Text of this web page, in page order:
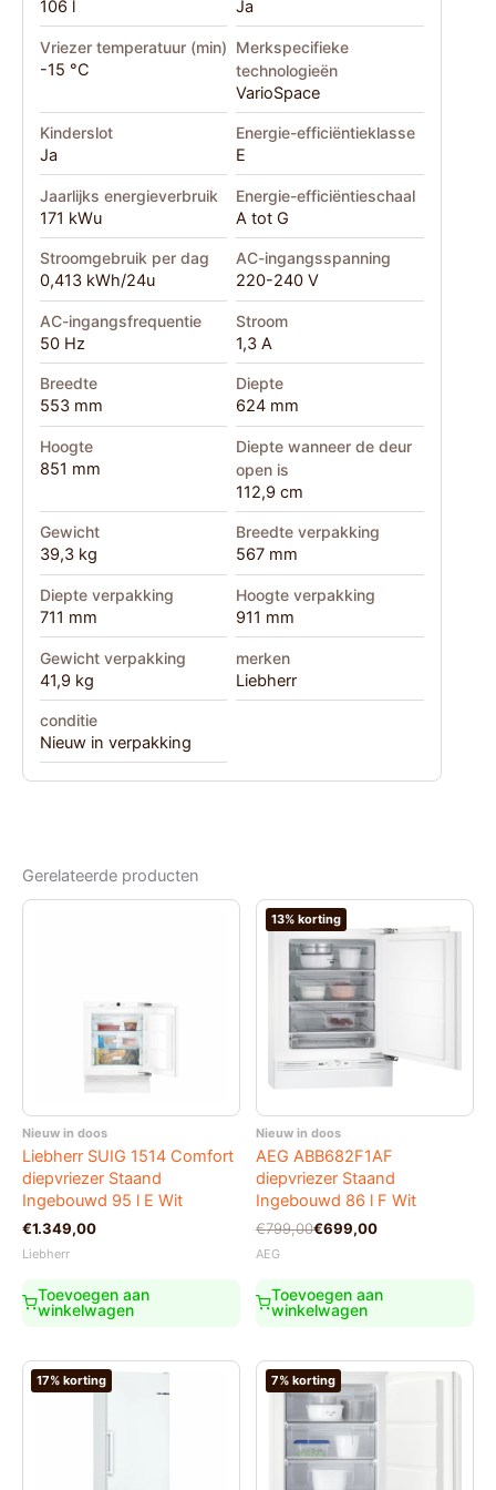
106 l Ja
Vriezer temperatuur (min)
-15 °C
Merkspecifieke
technologieën
VarioSpace
Kinderslot
Ja
Energie-efficiëntieklasse
E
Jaarlijks energieverbruik
171 kWu
Energie-efficiëntieschaal
A tot G
Stroomgebruik per dag
0,413 kWh/24u
AC-ingangsspanning
220-240 V
AC-ingangsfrequentie
50 Hz
Stroom
1,3 A
Breedte
553 mm
Diepte
624 mm
Hoogte
851 mm
Diepte wanneer de deur
open is
112,9 cm
Gewicht
39,3 kg
Breedte verpakking
567 mm
Diepte verpakking
711 mm
Hoogte verpakking
911 mm
Gewicht verpakking
41,9 kg
merken
Liebherr
conditie
Nieuw in verpakking
Gerelateerde producten
Nieuw in doos
Liebherr SUIG 1514 Comfort
diepvriezer Staand
Ingebouwd 95 l E Wit
€1.349,00
Liebherr
Toevoegen aan
winkelwagen
13% korting
Nieuw in doos
AEG ABB682F1AF
diepvriezer Staand
Ingebouwd 86 l F Wit
€799,00
Oorspronkelijke
prijs
€799,00.
€699,00
Huidige
prijs
€699,00.
AEG
Toevoegen aan
winkelwagen
17% korting 7% korting